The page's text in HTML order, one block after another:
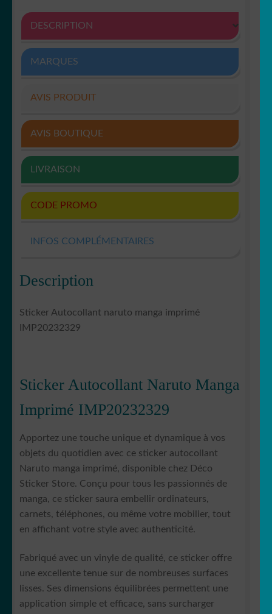
DESCRIPTION
MARQUES
AVIS PRODUIT
AVIS BOUTIQUE
LIVRAISON
CODE PROMO
INFOS COMPLÉMENTAIRES
Description
Sticker Autocollant naruto manga imprimé
IMP20232329
Sticker Autocollant Naruto Manga
Imprimé IMP20232329
Apportez une touche unique et dynamique à vos
objets du quotidien avec ce sticker autocollant
Naruto manga imprimé, disponible chez Déco
Sticker Store. Conçu pour tous les passionnés de
manga, ce sticker saura embellir ordinateurs,
carnets, téléphones, ou même votre mobilier, tout
en affichant votre style avec authenticité.
Fabriqué avec un vinyle de qualité, ce sticker offre
une excellente tenue sur de nombreuses surfaces
lisses. Ses dimensions équilibrées permettent une
application simple et efficace, sans surcharger